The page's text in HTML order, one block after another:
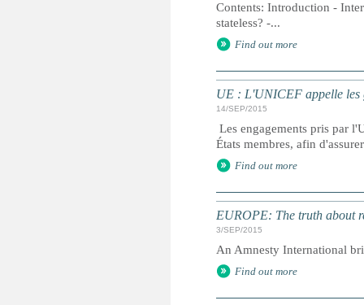
Contents: Introduction -
stateless? -...
Find out more
UE : L'UNICEF appelle les
14/SEP/2015
Les engagements pris par
États membres, afin
Find out more
EUROPE: The truth about
3/SEP/2015
An Amnesty International
Find out more